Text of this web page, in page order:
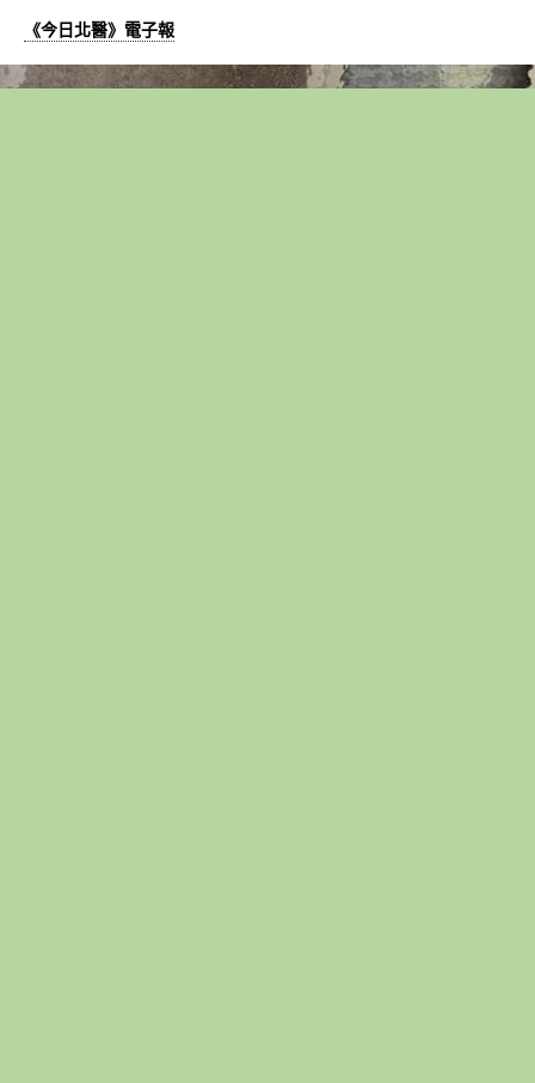
《今日北醫》電子報